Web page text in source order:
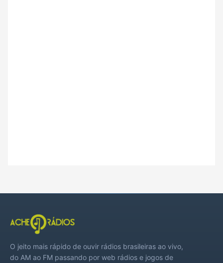
O jeito mais rápido de ouvir rádios brasileiras ao vivo,
do AM ao FM passando por web rádios e jogos de